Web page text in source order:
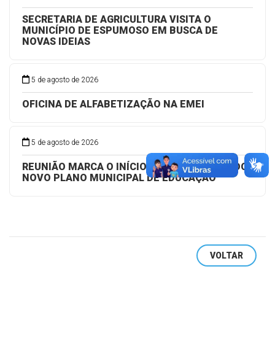
SECRETARIA DE AGRICULTURA VISITA O
MUNICÍPIO DE ESPUMOSO EM BUSCA DE
NOVAS IDEIAS
5 de agosto de 2026
OFICINA DE ALFABETIZAÇÃO NA EMEI
5 de agosto de 2026
REUNIÃO MARCA O INÍCIO DA ELABORAÇÃO DO
NOVO PLANO MUNICIPAL DE EDUCAÇÃO
VOLTAR